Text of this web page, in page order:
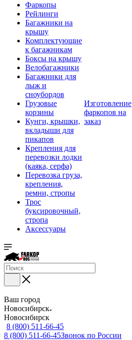
Фаркопы
Рейлинги
Багажники на
крышу
Комплектующие
к багажникам
Боксы на крышу
Велобагажники
Багажники для
лыж и
сноубордов
Грузовые
корзины
Кунги, крышки,
вкладыши для
пикапов
Крепления для
перевозки лодки
(каяка, серфа)
Перевозка груза,
крепления,
ремни, стропы
Трос
буксировочный,
стропа
Аксессуары
Изготовление
фаркопов на
заказ
Ваш город
Новосибирск
Новосибирск
8 (800) 511-66-45
8 (800) 511-66-45Звонок по России